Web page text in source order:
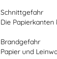
Schnittgefahr
Die Papierkanten
Brandgefahr
Papier und